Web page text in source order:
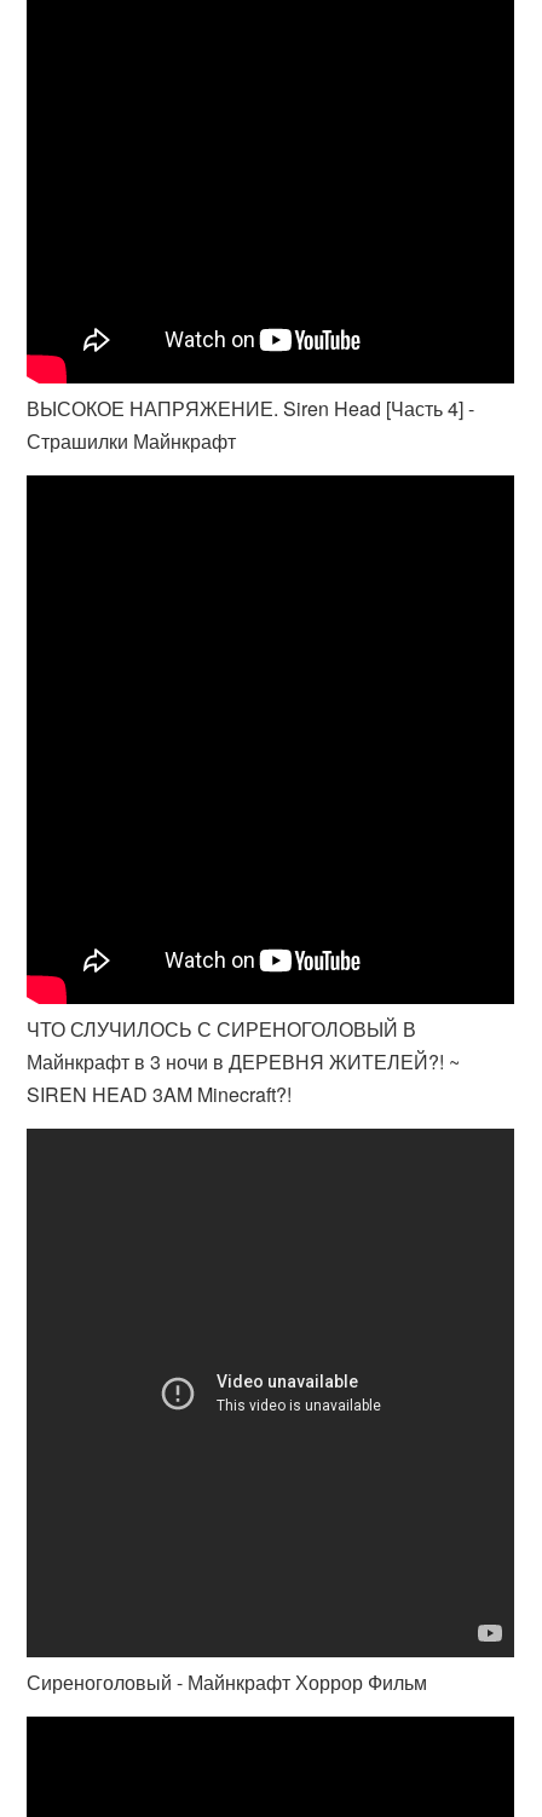
ВЫСОКОЕ НАПРЯЖЕНИЕ. Siren Head [Часть 4] -
Страшилки Майнкрафт
ЧТО СЛУЧИЛОСЬ С СИРЕНОГОЛОВЫЙ В
Майнкрафт в 3 ночи в ДЕРЕВНЯ ЖИТЕЛЕЙ?! ~
SIREN HEAD 3AM Minecraft?!
Сиреноголовый - Майнкрафт Хоррор Фильм